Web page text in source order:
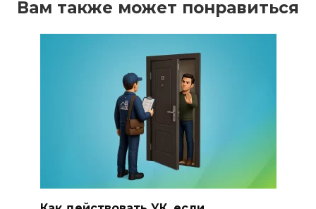
Вам также может понравиться